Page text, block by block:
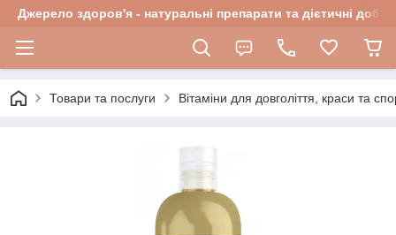
Джерело здоров'я - натуральні препарати та дієтичні
Товари та послуги Вітаміни для довголіття, краси та